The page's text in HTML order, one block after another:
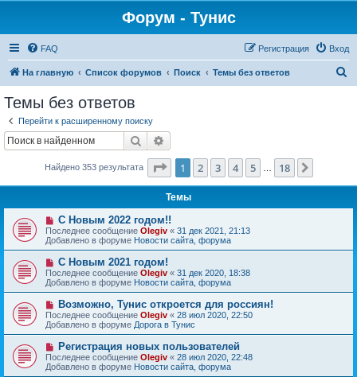
Форум - Тунис
FAQ Вход
Регистрация
На главную Список форумов Поиск Темы без ответов
Темы без ответов
Перейти к расширенному поиску
Поиск
Найдено 353 результата Страница из 18
1 2 3 4 5 18
Темы
Н
о
в
о
с
о
о
б
щ
е
н
и
е
С Новым 2022 годом!!
Последнее сообщение Olegiv « 31 дек 2021, 21:13
Добавлено в форуме Новости сайта, форума
Н
о
в
о
е
с
о
о
б
щ
е
н
и
С Новым 2021 годом!
Последнее сообщение Olegiv « 31 дек 2020, 18:38
Добавлено в форуме Новости сайта, форума
Н
о
в
о
е
с
о
о
Возможно, Тунис откроется для россиян!
Последнее сообщение Olegiv « 28 июл 2020, 22:50
Добавлено в форуме Дорога в Тунис
Н
о
в
о
Регистрация новых пользователей
Последнее сообщение Olegiv « 28 июл 2020, 22:48
Добавлено в форуме Новости сайта, форума